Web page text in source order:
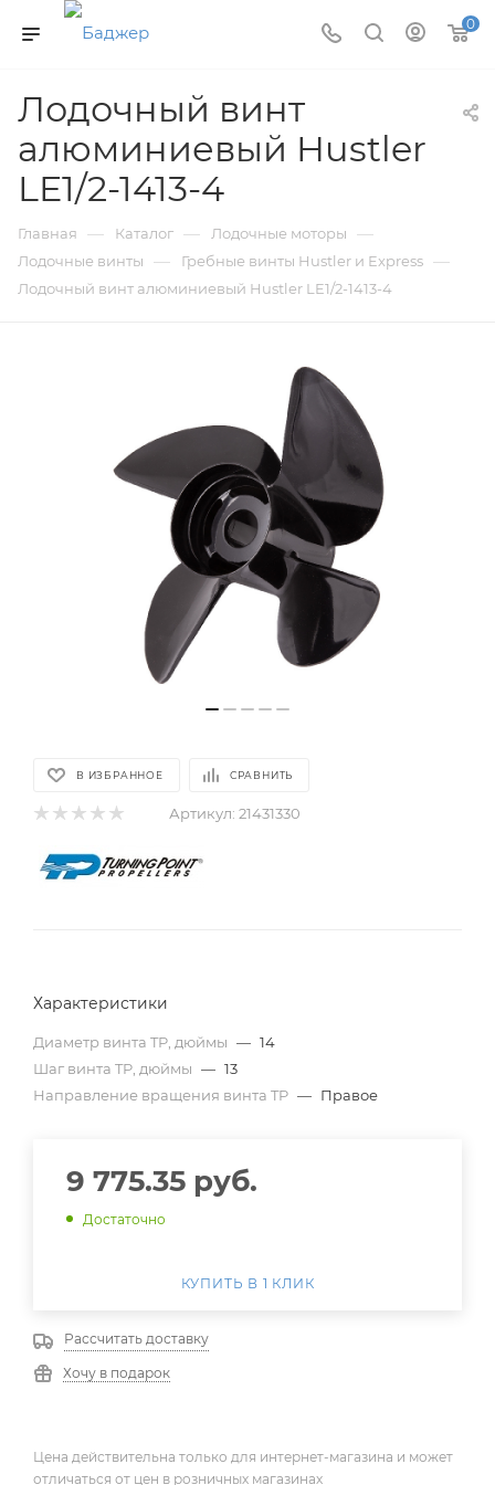
0
Лодочный винт
алюминиевый Hustler
LE1/2-1413-4
Главная — Каталог — Лодочные моторы —
Лодочные винты — Гребные винты Hustler и Express —
Лодочный винт алюминиевый Hustler LE1/2-1413-4
В ИЗБРАННОЕ СРАВНИТЬ
Артикул: 21431330
Характеристики
Диаметр винта TP, дюймы — 14
Шаг винта TP, дюймы — 13
Направление вращения винта TP — Правое
9 775.35 руб.
Достаточно
КУПИТЬ В 1 КЛИК
Рассчитать доставку
Хочу в подарок
Цена действительна только для интернет-магазина и может
отличаться от цен в розничных магазинах